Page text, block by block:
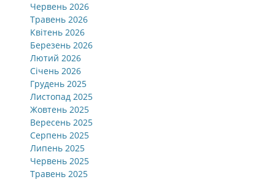
Червень 2026
Травень 2026
Квітень 2026
Березень 2026
Лютий 2026
Січень 2026
Грудень 2025
Листопад 2025
Жовтень 2025
Вересень 2025
Серпень 2025
Липень 2025
Червень 2025
Травень 2025